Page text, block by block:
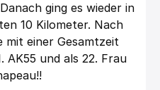
ging es wieder in
10 Kilometer. Nach
mit einer Gesamtzeit
AK55 und als 22. Frau